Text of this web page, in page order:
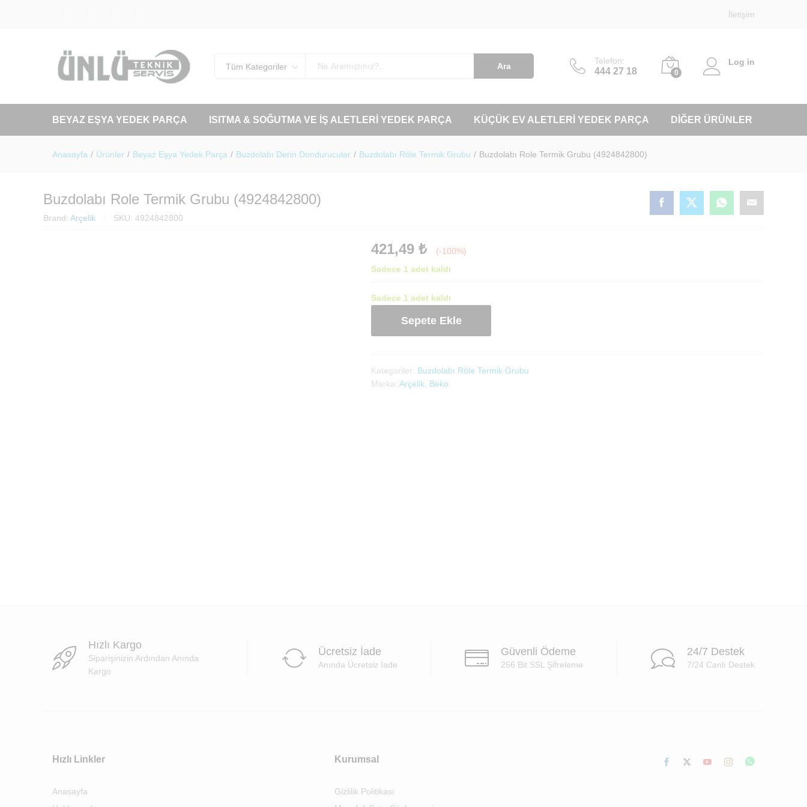
İletişim
Tüm Kategoriler Ara
Telefon:
444 27 18 0
Log in
BEYAZ EŞYA YEDEK PARÇA ISITMA & SOĞUTMA VE İŞ ALETLERI YEDEK PARÇA KÜÇÜK EV ALETLERI YEDEK PARÇA DIĞER ÜRÜNLER
Anasayfa / Ürünler / Beyaz Eşya Yedek Parça / Buzdolabı Derin Dondurucular / Buzdolabı Röle Termik Grubu / Buzdolabı Role Termik Grubu (4924842800)
Buzdolabı Role Termik Grubu (4924842800)
Brand: Arçelik SKU: 4924842800
421,49 ₺
(-100%)
Sadece 1 adet kaldı
Sadece 1 adet kaldı
Termik
adet
Sepete Ekle
Kategoriler: Buzdolabı Röle Termik Grubu
Marka: Arçelik Beko
Hızlı Kargo
Siparişinizin Ardından Anında
Kargo
Ücretsiz İade
Anında Ücretsiz İade
Güvenli Ödeme
256 Bit SSL Şifreleme
24/7 Destek
7/24 Canlı Destek
Hızlı Linkler
Anasayfa
Kurumsal
Gizlilik Politikası